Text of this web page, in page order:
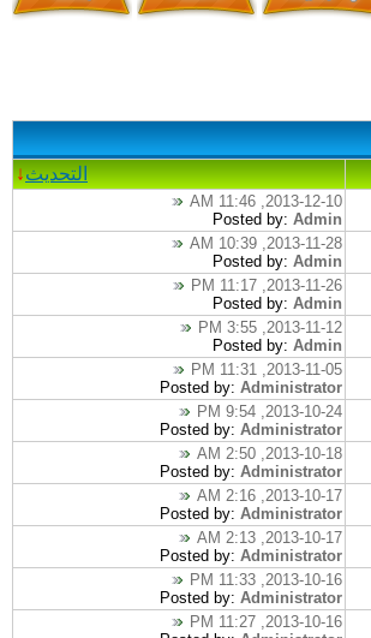
التحديث↓
2013-12-10, 11:46 AM
Posted by: Admin
2013-11-28, 10:39 AM
Posted by: Admin
2013-11-26, 11:17 PM
Posted by: Admin
2013-11-12, 3:55 PM
Posted by: Admin
2013-11-05, 11:31 PM
Posted by: Administrator
2013-10-24, 9:54 PM
Posted by: Administrator
2013-10-18, 2:50 AM
Posted by: Administrator
2013-10-17, 2:16 AM
Posted by: Administrator
2013-10-17, 2:13 AM
Posted by: Administrator
2013-10-16, 11:33 PM
Posted by: Administrator
2013-10-16, 11:27 PM